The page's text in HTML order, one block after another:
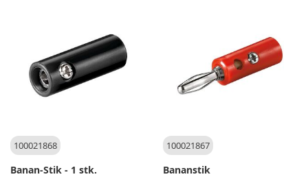
100021868
Banan-Stik - 1 stk.
100021867
Bananstik